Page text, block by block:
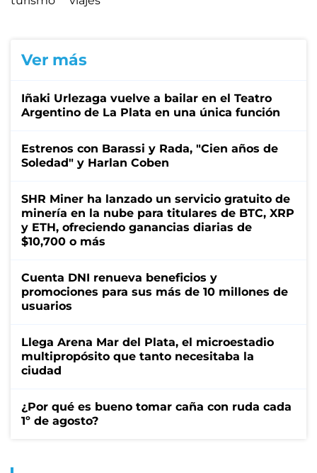
Ver más
Iñaki Urlezaga vuelve a bailar en el Teatro
Argentino de La Plata en una única función
Estrenos con Barassi y Rada, "Cien años de
Soledad" y Harlan Coben
SHR Miner ha lanzado un servicio gratuito de
minería en la nube para titulares de BTC, XRP
y ETH, ofreciendo ganancias diarias de
$10,700 o más
Cuenta DNI renueva beneficios y
promociones para sus más de 10 millones de
usuarios
Llega Arena Mar del Plata, el microestadio
multipropósito que tanto necesitaba la
ciudad
¿Por qué es bueno tomar caña con ruda cada
1º de agosto?